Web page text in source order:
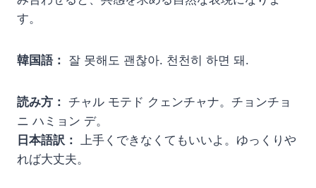
す。
韓国語： 잘 못해도 괜찮아. 천천히 하면 돼.
読み方： チャル モテド クェンチャナ。チョンチョ
ニ ハミョン デ。
日本語訳： 上手くできなくてもいいよ。ゆっくりや
れば大丈夫。